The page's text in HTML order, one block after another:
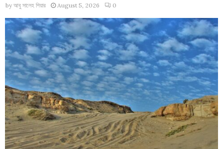
by আবু সালেহ পিয়ার August 5, 2026 0